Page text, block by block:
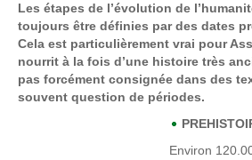
Les étapes de l’évolution de
toujours être définies par des dates
Cela est particulièrement vrai pour
nourrit à la fois d’une histoire très
pas forcément consignée dans des
souvent question de périodes.
Environ